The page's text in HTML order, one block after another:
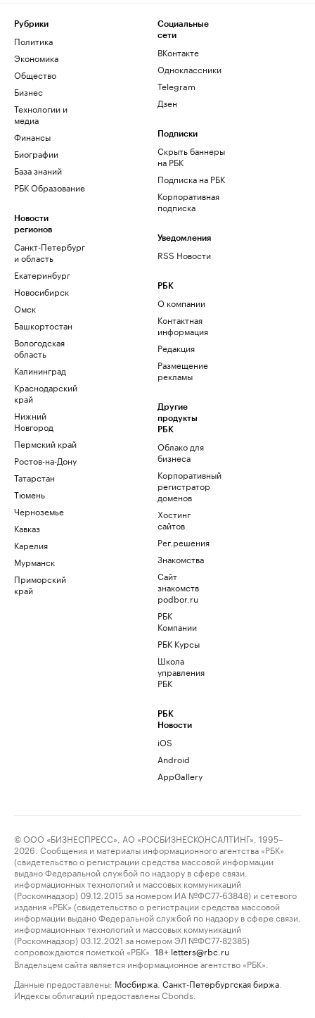
Рубрики
Политика
Экономика
Общество
Бизнес
Технологии и
медиа
Финансы
Биографии
База знаний
РБК Образование
Новости
регионов
Санкт-Петербург
и область
Екатеринбург
Новосибирск
Омск
Башкортостан
Вологодская
область
Калининград
Краснодарский
край
Нижний
Новгород
Пермский край
Ростов-на-Дону
Татарстан
Тюмень
Черноземье
Кавказ
Карелия
Мурманск
Приморский
край
Социальные
сети
ВКонтакте
Одноклассники
Telegram
Дзен
Подписки
Скрыть баннеры
на РБК
Подписка на РБК
Корпоративная
подписка
Уведомления
RSS Новости
РБК
О компании
Контактная
информация
Редакция
Размещение
рекламы
Другие
продукты
РБК
Облако для
бизнеса
Корпоративный
регистратор
доменов
Хостинг
сайтов
Рег.решения
Знакомства
Сайт
знакомств
podbor.ru
РБК
Компании
РБК Курсы
Школа
управления
РБК
РБК
Новости
iOS
Android
AppGallery
© ООО «БИЗНЕСПРЕСС», АО «РОСБИЗНЕСКОНСАЛТИНГ», 1995–
2026. Сообщения и материалы информационного агентства «РБК»
(свидетельство о регистрации средства массовой информации
выдано Федеральной службой по надзору в сфере связи,
информационных технологий и массовых коммуникаций
(Роскомнадзор) 09.12.2015 за номером ИА №ФС77-63848) и сетевого
издания «РБК» (свидетельство о регистрации средства массовой
информации выдано Федеральной службой по надзору в сфере связи,
информационных технологий и массовых коммуникаций
(Роскомнадзор) 03.12.2021 за номером ЭЛ №ФС77-82385)
сопровождаются пометкой «РБК».
18+ letters@rbc.ru
Владельцем сайта является информационное агентство «РБК».
Данные предоставлены: Мосбиржа Санкт-Петербургская биржа
Индексы облигаций предоставлены Cbonds.